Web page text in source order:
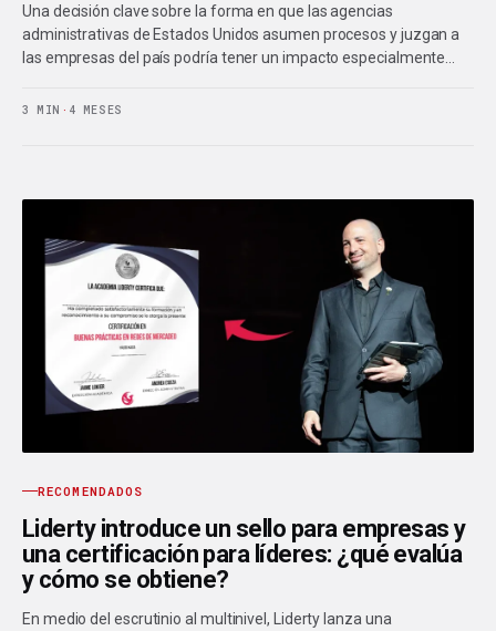
Una decisión clave sobre la forma en que las agencias
administrativas de Estados Unidos asumen procesos y juzgan a
las empresas del país podría tener un impacto especialmente…
3 MIN · 4 MESES
RECOMENDADOS
Liderty introduce un sello para empresas y
una certificación para líderes: ¿qué evalúa
y cómo se obtiene?
En medio del escrutinio al multinivel, Liderty lanza una